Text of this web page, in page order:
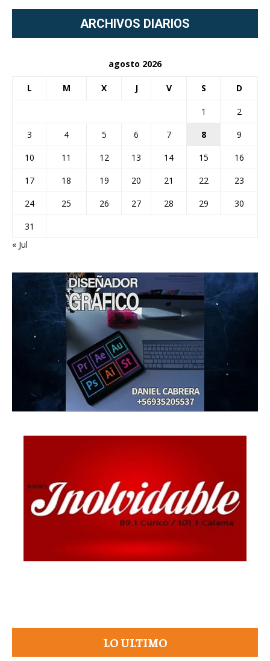
ARCHIVOS DIARIOS
agosto 2026
L M X J V S D
1
2
3
4 5 6 7 8
9
10
11 12 13 14 15
16
17
18 19 20 21 22
23
24
25 26 27 28 29
30
31
« Jul
LO ULTIMO